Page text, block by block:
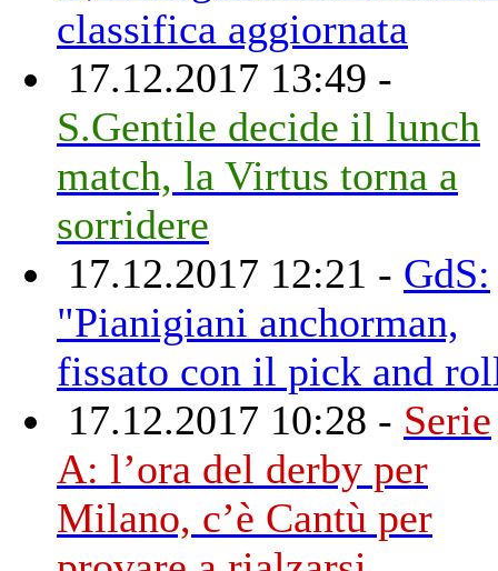
classifica aggiornata
17.12.2017 13:49 -
S.Gentile decide il lunch
match, la Virtus torna a
sorridere
17.12.2017 12:21 - GdS:
"Pianigiani anchorman,
fissato con il pick and
17.12.2017 10:28 - Serie
A: l’ora del derby per
Milano, c’è Cantù per